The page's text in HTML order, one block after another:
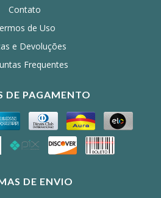
Contato
de Uso
e Devoluções
Frequentes
DE PAGAMENTO
DE ENVIO